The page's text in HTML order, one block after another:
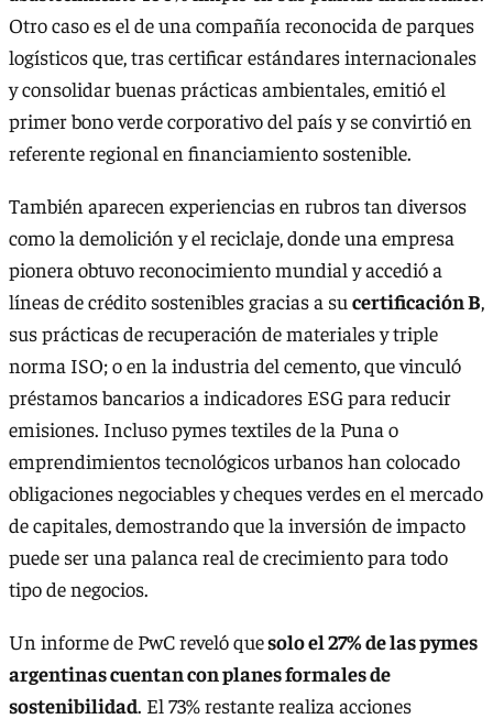
Otro caso es el de una compañía reconocida de parques
logísticos que, tras certificar estándares internacionales
y consolidar buenas prácticas ambientales, emitió el
primer bono verde corporativo del país y se convirtió en
referente regional en financiamiento sostenible.
También aparecen experiencias en rubros tan diversos
como la demolición y el reciclaje, donde una empresa
pionera obtuvo reconocimiento mundial y accedió a
líneas de crédito sostenibles gracias a su certificación B,
sus prácticas de recuperación de materiales y triple
norma ISO; o en la industria del cemento, que vinculó
préstamos bancarios a indicadores ESG para reducir
emisiones. Incluso pymes textiles de la Puna o
emprendimientos tecnológicos urbanos han colocado
obligaciones negociables y cheques verdes en el mercado
de capitales, demostrando que la inversión de impacto
puede ser una palanca real de crecimiento para todo
tipo de negocios.
Un informe de PwC reveló quesolo el 27% de las pymes
argentinas cuentan con planes formales de
sostenibilidad. El 73% restante realiza acciones